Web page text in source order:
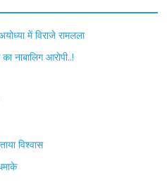
में विराजे रामलला
नाबालिग आरोपी..!
विश्वास